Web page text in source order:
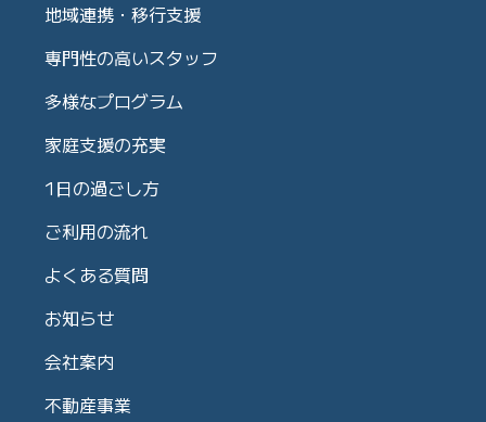
地域連携・移行支援
専門性の高いスタッフ
多様なプログラム
家庭支援の充実
1日の過ごし方
ご利用の流れ
よくある質問
お知らせ
会社案内
不動産事業